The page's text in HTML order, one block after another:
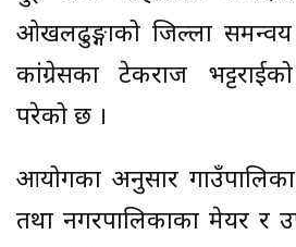
ओखलढुङ्गाको जिल्ला समन्वय
कांग्रेसका टेकराज
परेको छ ।
आयोगका अनुसार गाउँपालिका
तथा नगरपालिकाका मेयर र